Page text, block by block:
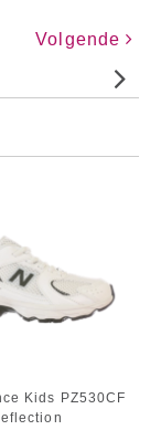
Volgende
Kids PZ530CF